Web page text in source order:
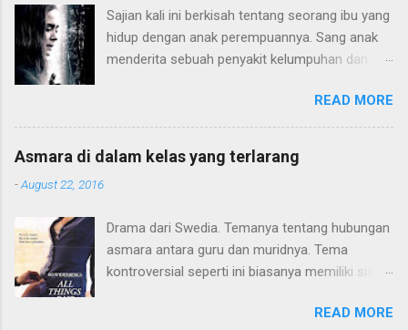
Sajian kali ini berkisah tentang seorang ibu yang
hidup dengan anak perempuannya. Sang anak
menderita sebuah penyakit kelumpuhan dan
karena pola pendidikan sang ibu yang terlalu
"sayang" kepada sang anak hingga membatasi
sang anak dari dunia luar. Hingga sang anak
mulai beranjak dewasa dan mulai kritis terhadap
Movielitas menyukai gaya minimalis cerita,
konflik dan pemainnya. Tidak perlu melebar
kemana-mana. Gaya thriller-nya soft saja, tidak
chemistry antar duo aktris sebagai ibu-anak,
READ MORE
Asmara di dalam kelas yang terlarang
-August 22, 2016
Drama dari Swedia. Temanya tentang hubungan
asmara antara guru dan muridnya. Tema
kontroversial seperti ini biasanya memiliki sisi
sebagian saja yang menarik. Terutama saat
READ MORE